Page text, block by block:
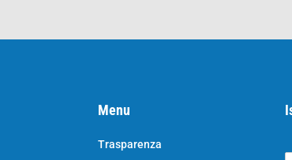
Menu
Trasparenza